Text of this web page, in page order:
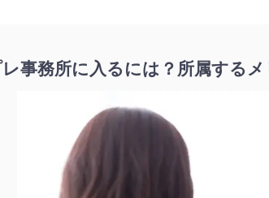
事務所に入るには？所属する